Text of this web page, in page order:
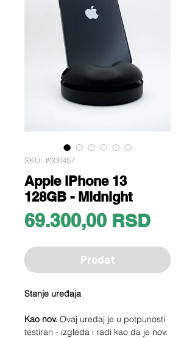
SKU: #000457
Apple iPhone 13
128GB - Midnight
69.300,00 RSDPrice
Prodat
Stanje uređaja
Kao nov. Ovaj uređaj je u potpunosti
testiran - izgleda i radi kao da je nov.